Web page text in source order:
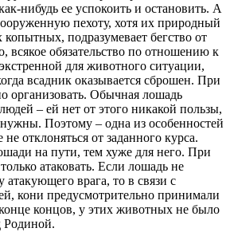
нибудь ее успокоить и остановить. А
пехоту, хотя их природный
копытных, подразумевает бегство от
всякое обязательство по отношению к
для животного ситуации,
всадник оказывается сброшен. При
организовать. Обычная лошадь
– ей нет от этого никакой пользы,
Поэтому – одна из особенностей
отклоняться от заданного курса.
на пути, тем хуже для него. При
атаковать. Если лошадь не
атакующего врага, то в связи с
кони предусмотрительно принимали
концов, у этих животных не было
Родиной.